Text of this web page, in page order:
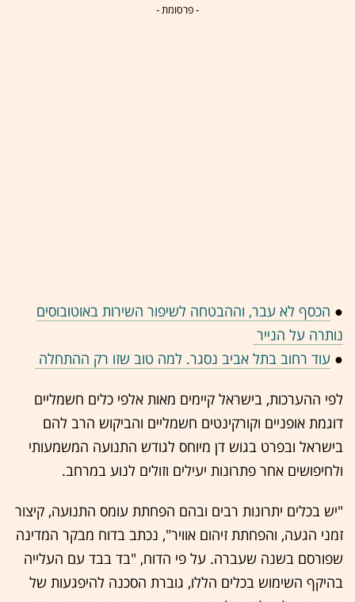
- פרסומת -
● הכסף לא עבר, וההבטחה לשיפור השירות באוטובוסים
נותרה על הנייר
● עוד רחוב בתל אביב נסגר. למה טוב שזו רק ההתחלה
לפי ההערכות, בישראל קיימים מאות אלפי כלים חשמליים
דוגמת אופניים וקורקינטים חשמליים והביקוש הרב להם
בישראל ובפרט בגוש דן מיוחס לגודש התנועה המשמעותי
ולחיפושים אחר פתרונות יעילים וזולים לנוע במרחב.
"יש בכלים יתרונות רבים ובהם הפחתת עומס התנועה, קיצור
זמני הגעה, והפחתת זיהום אוויר", נכתב בדוח מבקר המדינה
שפורסם בשנה שעברה. על פי הדוח, "בד בבד עם העלייה
בהיקף השימוש בכלים הללו, גוברת הסכנה להיפגעות של